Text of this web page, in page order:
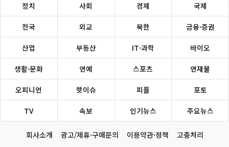
정치 사회 경제 국제
전국 외교 북한 금융·증권
산업 부동산 IT·과학 바이오
생활·문화 연예 스포츠 연재물
오피니언 핫이슈 피플 포토
TV 속보 인기뉴스 주요뉴스
회사소개 광고/제휴·구매문의 이용약관·정책 고충처리